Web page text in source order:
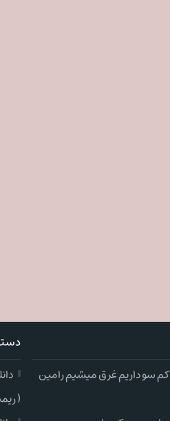
کم سو داریم غرق میشیم رامین
(